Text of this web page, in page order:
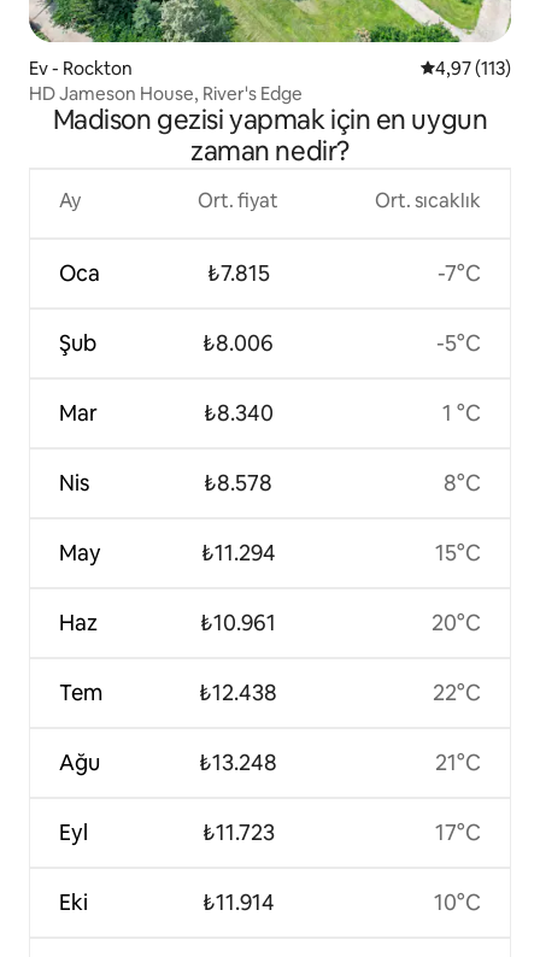
Ev - Rockton 5 üzerinden
4,97 (113)
HD Jameson House, River's Edge
Madison gezisi yapmak için en uygun
zaman nedir?
Ay
Oca
Şub
Mar
Nis
May
Haz
Tem
Ağu
Eyl
Eki
Ort. fiyat
₺7.815
₺8.006
₺8.340
₺8.578
₺11.294
₺10.961
₺12.438
₺13.248
₺11.723
₺11.914
Ort. sıcaklık
-7°C
-5°C
1 °C
8°C
15°C
20°C
22°C
21°C
17°C
10°C